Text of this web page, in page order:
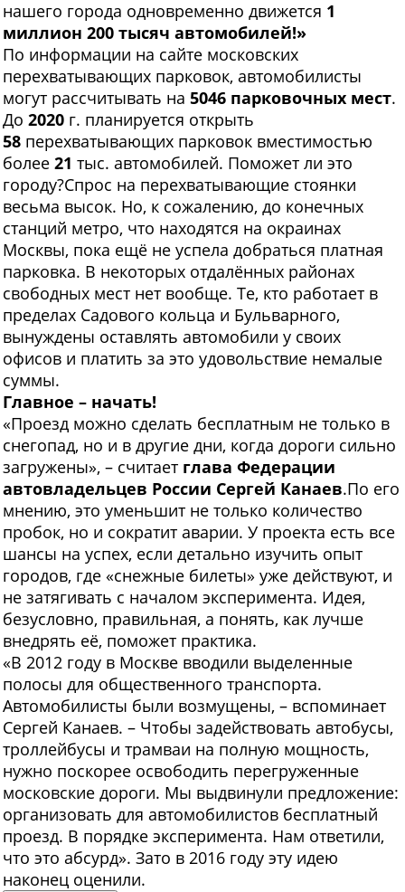
нашего города одновременно движется 1
миллион 200 тысяч автомобилей!»
По информации на сайте московских
перехватывающих парковок, автомобилисты
могут рассчитывать на 5046 парковочных мест.
До 2020 г. планируется открыть
58 перехватывающих парковок вместимостью
более 21 тыс. автомобилей. Поможет ли это
городу?Спрос на перехватывающие стоянки
весьма высок. Но, к сожалению, до конечных
станций метро, что находятся на окраинах
Москвы, пока ещё не успела добраться платная
парковка. В некоторых отдалённых районах
свободных мест нет вообще. Те, кто работает в
пределах Садового кольца и Бульварного,
вынуждены оставлять автомобили у своих
офисов и платить за это удовольствие немалые
суммы.
Главное – начать!
«Проезд можно сделать бесплатным не только в
снегопад, но и в другие дни, когда дороги сильно
загружены», – считает глава Федерации
автовладельцев России Сергей Канаев.По его
мнению, это уменьшит не только количество
пробок, но и сократит аварии. У проекта есть все
шансы на успех, если детально изучить опыт
городов, где «снежные билеты» уже действуют, и
не затягивать с началом эксперимента. Идея,
безусловно, правильная, а понять, как лучше
внедрять её, поможет практика.
«В 2012 году в Москве вводили выделенные
полосы для общественного транспорта.
Автомобилисты были возмущены, – вспоминает
Сергей Канаев. – Чтобы задействовать автобусы,
троллейбусы и трамваи на полную мощность,
нужно поскорее освободить перегруженные
московские дороги. Мы выдвинули предложение:
организовать для автомобилистов бесплатный
проезд. В порядке эксперимента. Нам ответили,
что это абсурд». Зато в 2016 году эту идею
наконец оценили.